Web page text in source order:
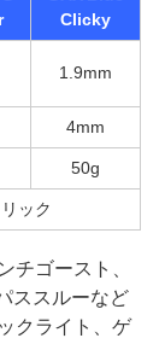
Clicky
1.9mm
4mm
50g
ック
ゴースト、
ススルーなど
クライト、ゲ